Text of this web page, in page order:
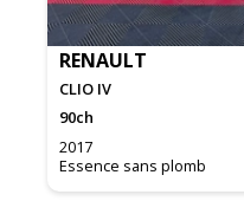
RENAULT
CLIO IV
90ch
2017
Essence sans plomb